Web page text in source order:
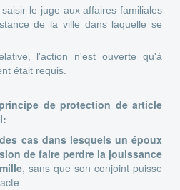
le juge aux affaires familiales
de la ville dans laquelle se
l'action n'est ouverte qu'à
était requis.
de protection de article
cas dans lesquels un époux
de faire perdre la jouissance
, sans que son conjoint puisse